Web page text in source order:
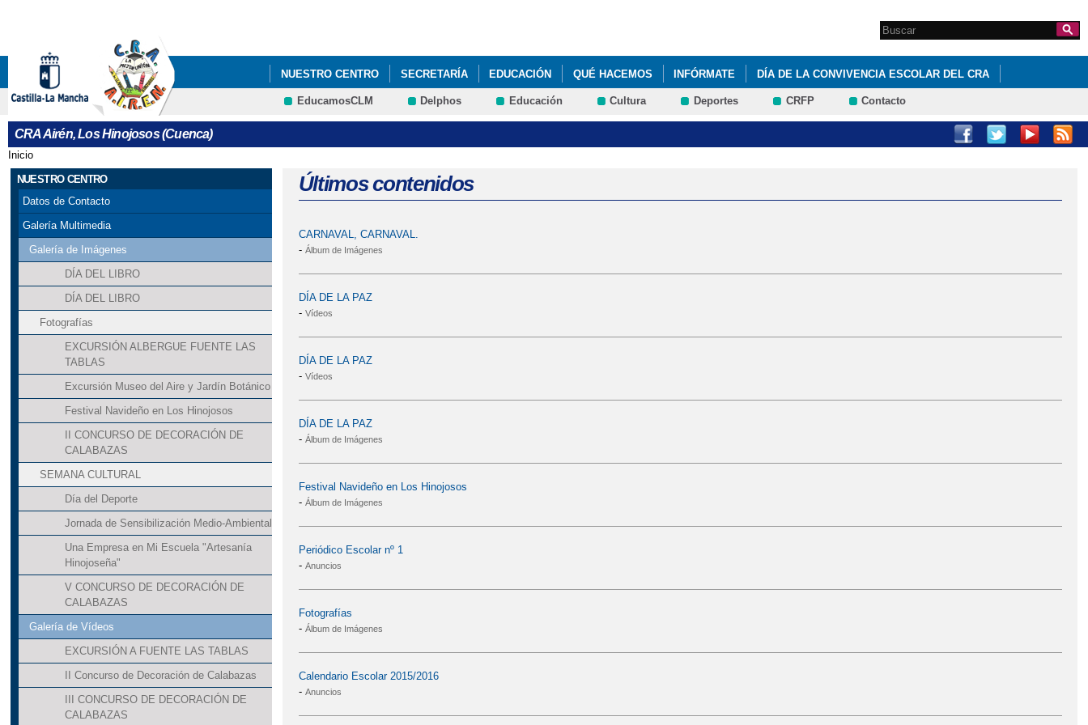
Formulario de
búsqueda
Search this site
NUESTRO CENTRO SECRETARÍA EDUCACIÓN QUÉ HACEMOS INFÓRMATE DÍA DE LA CONVIVENCIA ESCOLAR DEL CRA
ELECCIONES A LA ALCALDÍAS DE LAS SECCIONES EDUCATIVAS DEL CRA "AIRÉN" MODIFICACIÓN DE LA FECHA DE INICIO DEL CURSO ESCOLAR
EducamosCLM Delphos Educación Cultura Deportes CRFP Contacto
CRA Airén, Los Hinojosos (Cuenca)
Se encuentra usted aquí
Inicio
NUESTRO CENTRO
Datos de Contacto
Galería Multimedia
Galería de Imágenes
DÍA DEL LIBRO
DÍA DEL LIBRO
Fotografías
EXCURSIÓN ALBERGUE FUENTE LAS
TABLAS
Excursión Museo del Aire y Jardín Botánico
Festival Navideño en Los Hinojosos
II CONCURSO DE DECORACIÓN DE
CALABAZAS
SEMANA CULTURAL
Día del Deporte
Jornada de Sensibilización Medio-Ambiental
Una Empresa en Mi Escuela "Artesanía
Hinojoseña"
V CONCURSO DE DECORACIÓN DE
CALABAZAS
Galería de Vídeos
EXCURSIÓN A FUENTE LAS TABLAS
II Concurso de Decoración de Calabazas
III CONCURSO DE DECORACIÓN DE
CALABAZAS
Últimos contenidos
CARNAVAL, CARNAVAL.
- Álbum de Imágenes
DÍA DE LA PAZ
- Vídeos
DÍA DE LA PAZ
- Vídeos
DÍA DE LA PAZ
- Álbum de Imágenes
Festival Navideño en Los Hinojosos
- Álbum de Imágenes
Periódico Escolar nº 1
- Anuncios
Fotografías
- Álbum de Imágenes
Calendario Escolar 2015/2016
- Anuncios